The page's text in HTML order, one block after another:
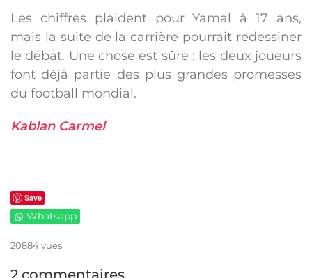
Les chiffres plaident pour Yamal à 17 ans,
mais la suite de la carrière pourrait redessiner
le débat. Une chose est sûre : les deux joueurs
font déjà partie des plus grandes promesses
du football mondial.
Kablan Carmel
Save
Whatsapp
20884 vues
2 commentaires